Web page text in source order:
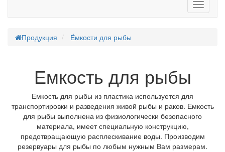
меню
Продукция Ёмкости для рыбы
Емкость для рыбы
Емкость для рыбы из пластика используется для
транспортировки и разведения живой рыбы и раков. Емкость
для рыбы выполнена из физиологически безопасного
материала, имеет специальную конструкцию,
предотвращающую расплескивание воды. Производим
резервуары для рыбы по любым нужным Вам размерам.